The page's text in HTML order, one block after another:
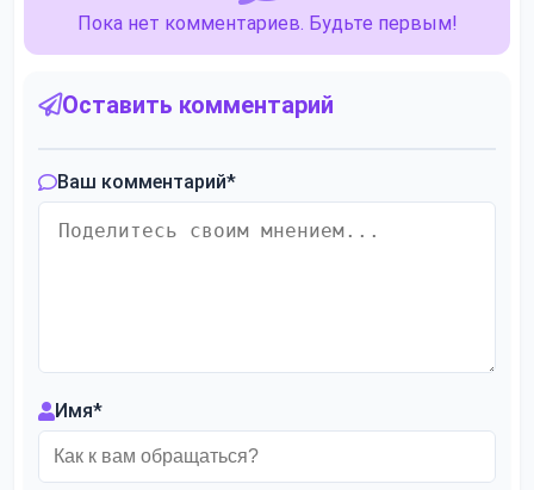
Пока нет комментариев. Будьте первым!
Оставить комментарий
Ваш комментарий*
Имя*